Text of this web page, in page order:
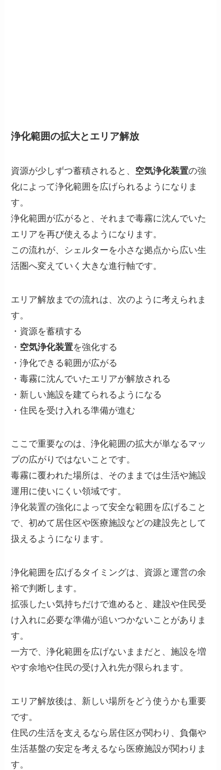
浄化範囲の拡大とエリア解放
資源が少しずつ蓄積されると、 空気浄化装置の強
化によって浄化範囲を広げられるようになりま
す。
浄化範囲が広がると、それまで毒霧に沈んでいた
エリアを再び使えるようになります。
この流れが、シェルターを小さな拠点から広い生
活圏へ変えていく大きな進行軸です。
エリア解放までの流れは、次のように考えられま
す。
・資源を蓄積する
・ 空気浄化装置を強化する
・浄化できる範囲が広がる
・毒霧に沈んでいたエリアが解放される
・新しい施設を建てられるようになる
・住民を受け入れる準備が進む
ここで重要なのは、浄化範囲の拡大が単なるマッ
プの広がりではないことです。
毒霧に覆われた場所は、そのままでは生活や施設
運用に使いにくい領域です。
浄化装置の強化によって安全な範囲を広げること
で、初めて居住区や医療施設などの建設先として
扱えるようになります。
浄化範囲を広げるタイミングは、資源と運営の余
裕で判断します。
拡張したい気持ちだけで進めると、建設や住民受
け入れに必要な準備が追いつかないことがありま
す。
一方で、浄化範囲を広げないままだと、施設を増
やす余地や住民の受け入れ先が限られます。
エリア解放後は、新しい場所をどう使うかも重要
です。
住民の生活を支えるなら居住区が関わり、負傷や
生活基盤の安定を考えるなら医療施設が関わりま
す。